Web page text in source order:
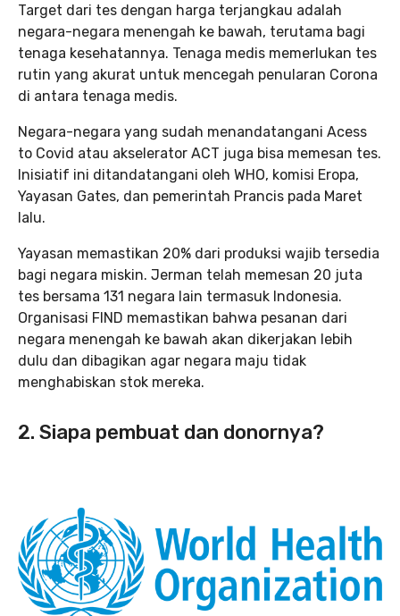
Target dari tes dengan harga terjangkau adalah
negara-negara menengah ke bawah, terutama bagi
tenaga kesehatannya. Tenaga medis memerlukan tes
rutin yang akurat untuk mencegah penularan Corona
di antara tenaga medis.
Negara-negara yang sudah menandatangani Acess
to Covid atau akselerator ACT juga bisa memesan tes.
Inisiatif ini ditandatangani oleh WHO, komisi Eropa,
Yayasan Gates, dan pemerintah Prancis pada Maret
lalu.
Yayasan memastikan 20% dari produksi wajib tersedia
bagi negara miskin. Jerman telah memesan 20 juta
tes bersama 131 negara lain termasuk Indonesia.
Organisasi FIND memastikan bahwa pesanan dari
negara menengah ke bawah akan dikerjakan lebih
dulu dan dibagikan agar negara maju tidak
menghabiskan stok mereka.
2. Siapa pembuat dan donornya?